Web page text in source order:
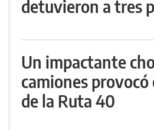
detuvieron a tres
Un impactante
camiones
de la Ruta 40